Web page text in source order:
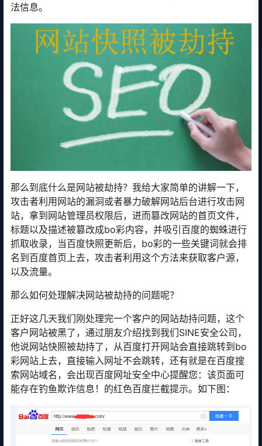
法信息。
那么到底什么是网站被劫持？我给大家简单的讲解一下，
攻击者利用网站的漏洞或者暴力破解网站后台进行攻击网
站，拿到网站管理员权限后，进而篡改网站的首页文件，
标题以及描述被篡改成bo彩内容，并吸引百度的蜘蛛进行
抓取收录，当百度快照更新后，bo彩的一些关键词就会排
名到百度首页上去，攻击者利用这个方法来获取客户源，
以及流量。
那么如何处理解决网站被劫持的问题呢？
正好这几天我们刚处理完一个客户的网站劫持问题，这个
客户网站被黑了，通过朋友介绍找到我们SINE安全公司，
他说网站快照被劫持了，从百度打开网站会直接跳转到bo
彩网站上去，直接输入网址不会跳转，还有就是在百度搜
索网站域名，会出现百度网址安全中心提醒您：该页面可
能存在钓鱼欺诈信息！的红色百度拦截提示。如下图：